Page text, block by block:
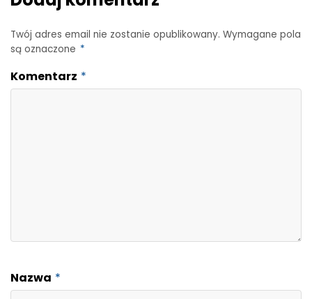
Twój adres email nie zostanie opublikowany. Wymagane pola
są oznaczone *
Komentarz *
Nazwa *